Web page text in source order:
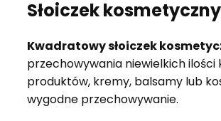
Słoiczek
Kwadratowy słoiczek
przechowywania niewielkich
produktów, kremy, balsamy lub
wygodne przechowywanie.